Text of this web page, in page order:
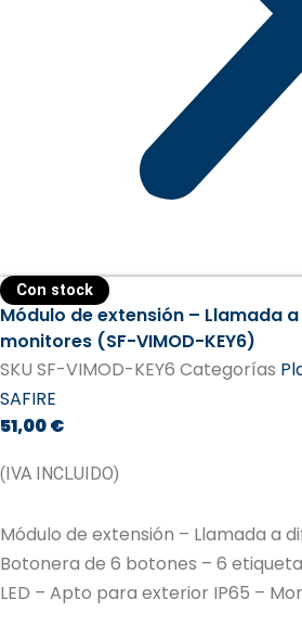
Con stock
Módulo de extensión – Llamada
monitores (SF-VIMOD-KEY6)
SKU SF-VIMOD-KEY6 Categorías
SAFIRE
51,00€
(IVA INCLUIDO)
Módulo de extensión – Llamada a
Botonera de 6 botones – 6
LED – Apto para exterior IP65 –